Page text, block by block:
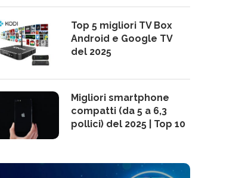
Top 5 migliori TV Box
Android e Google TV
del 2025
Migliori smartphone
compatti (da 5 a 6,3
pollici) del 2025 | Top 10